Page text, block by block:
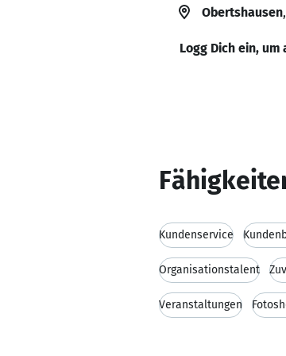
Obertshausen
Logg Dich ein,
Kundenservice
Organisationstalent
Veranstaltungen